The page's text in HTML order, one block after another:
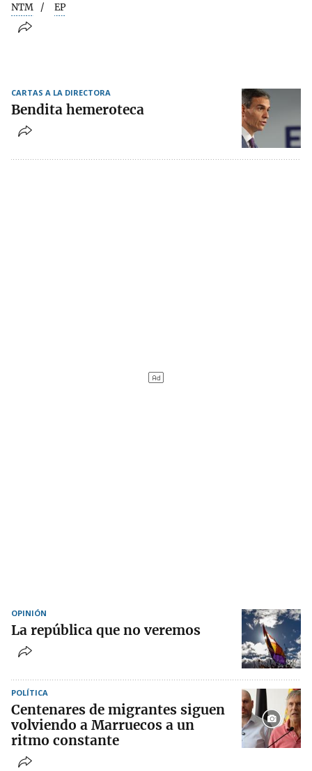
NTM EP
CARTAS A LA DIRECTORA
Bendita hemeroteca
OPINIÓN
La república que no veremos
POLÍTICA
Centenares de migrantes siguen
volviendo a Marruecos a un
ritmo constante